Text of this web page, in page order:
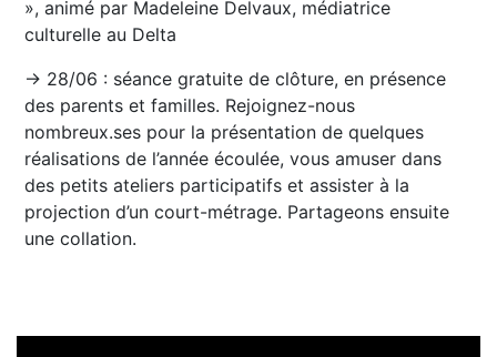
», animé par Madeleine Delvaux, médiatrice
culturelle au Delta
→ 28/06 : séance gratuite de clôture, en présence
des parents et familles. Rejoignez-nous
nombreux.ses pour la présentation de quelques
réalisations de l’année écoulée, vous amuser dans
des petits ateliers participatifs et assister à la
projection d’un court-métrage. Partageons ensuite
une collation.